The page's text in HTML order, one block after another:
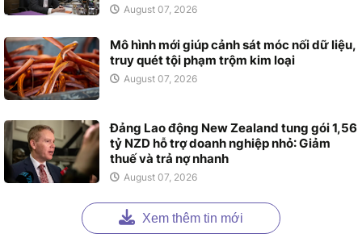
August 07, 2026
Mô hình mới giúp cảnh sát móc nối dữ liệu,
truy quét tội phạm trộm kim loại
August 07, 2026
Đảng Lao động New Zealand tung gói 1,56
tỷ NZD hỗ trợ doanh nghiệp nhỏ: Giảm
thuế và trả nợ nhanh
August 07, 2026
Xem thêm tin mới